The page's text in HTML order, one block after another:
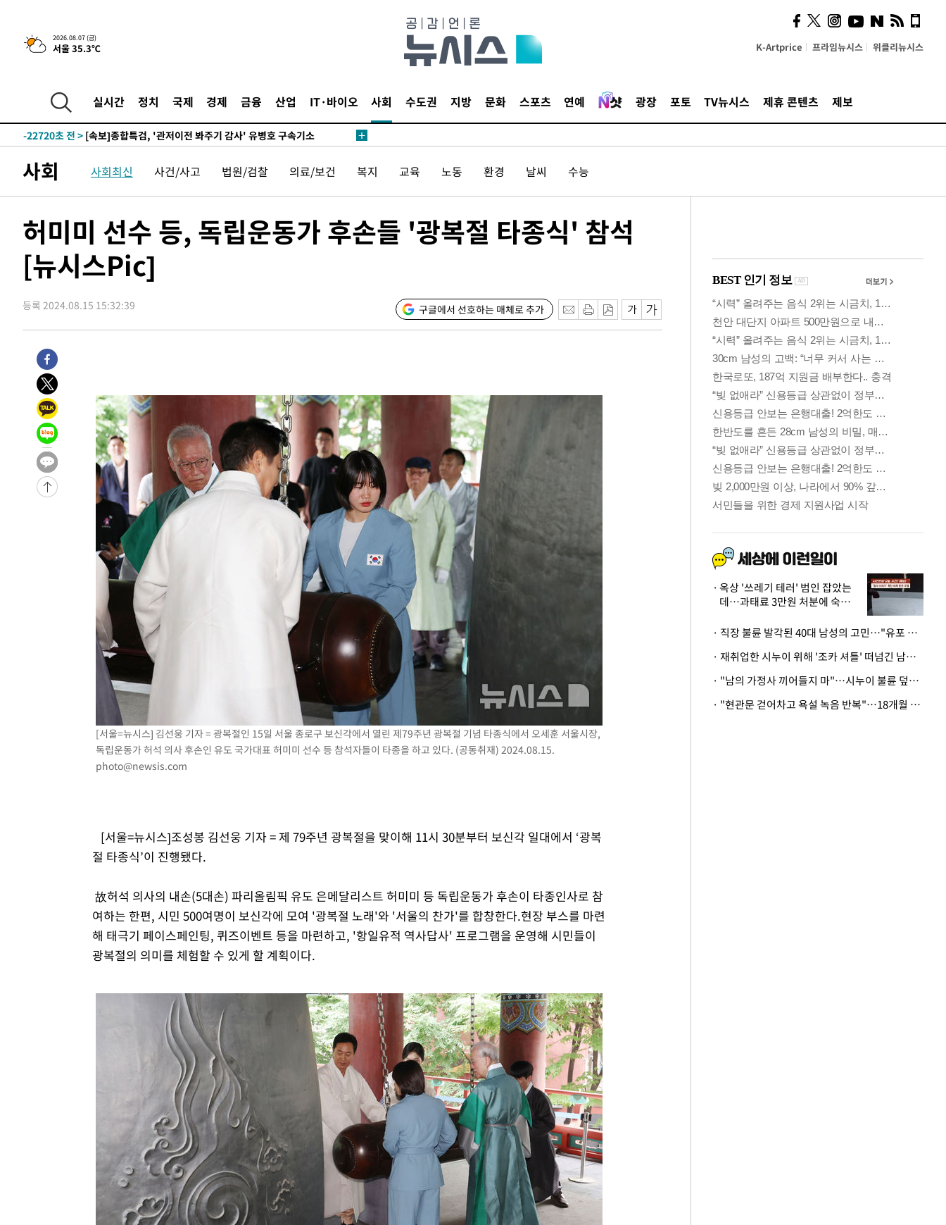
2026.08.07 (금)
서울 35.3℃ K-Artprice 프라임뉴시스 위클리뉴시스
실시간 정치 국제 경제 금융 산업 IT·바이오 사회 수도권 지방 문화 스포츠 연예 광장 포토 TV뉴시스 제휴 콘텐츠 제보
-1656초 전 >[속보] 뉴욕증시, 일제 하락 마감…나스닥 0.06%↓
-25694초 전 > [속보] 7월 중국 수출 23.9%↑ 수입 27.5%↑…무역총액
25.3%↑
-22854초 전 >
-22720초 전 > [속보]종합특검, '관저이전 봐주기 감사' 유병호 구속기소
-18570초 전 >
[속보]'300억원대 사기 혐의' 차가원 대표 구속 송치
-17764초 전 >"미 전국적 살모네라 식중독 원인은 멕시코산 할라피뇨"-- CDC
-16158초 전 > [속보]합수본, '투표율 허위 입력' 중앙·서울·경기도 선관위 등 9곳
-15913초 전 >
[속보]원·달러 환율, 오전 9시 1423.8원
-15709초 전 >[속보]삼성전자·SK하이닉스 동반 강보합…1%대 상승 출발
-15663초 전 >[속보]코스피, 6300선 재탈환…1.09% 오른 6365.07 개장
-12828초 전 >시리아 다마스쿠스 교외에서 미니버스 폭발.. 14명 부상, 3명은 중
-12126초 전 >
-7090초 전 >
례 큰 폭발음
-5805초 전 >
-3956초 전 >
[속보]트럼프, 美 원정출산 금지 행정명령 서명
-1656초 전 >
[속보] 뉴욕증시, 일제 하락 마감…나스닥 0.06%↓
-30369초 전 >
[속보]국힘 윤리위, '돌려차기 발언' 진종오·서범수 징계 절차 개시
-25694초 전 >
[속보] 7월 중국 수출 23.9%↑ 수입 27.5%↑…무역총액
25.3%↑
-22854초 전 >
[속보]'채상병 순직 책임' 임성근, 항소심도 징역 3년
[속보]종합특검, '관저이전 봐주기 감사' 유병호 구속기소
민주 콩고 에볼라환자 4천명 돌파, 4053명 발생 1850명 사망
[속보]'300억원대 사기 혐의' 차가원 대표 구속 송치
"미 전국적 살모네라 식중독 원인은 멕시코산 할라피뇨"-- CDC
[속보]경찰·노동부, HL만도 평택사업장 끼임 사망 관련 압수수색
[속보]합수본, '투표율 허위 입력' 중앙·서울·경기도 선관위 등 9곳
[속보]원·달러 환율, 오전 9시 1423.8원
[속보]삼성전자·SK하이닉스 동반 강보합…1%대 상승 출발
[속보]코스닥, 5.95포인트(0.74%) 상승한 807.62개장
[속보]코스피, 6300선 재탈환…1.09% 오른 6365.07 개장
시리아 다마스쿠스 교외에서 미니버스 폭발.. 14명 부상, 3명은 중
입추에도 극한더위…서울 낮 39도 '폭염중대경보'
이란, 호르무즈서 "적국 목표물들"과 대치로 남부 케슘섬에서 두차
[속보]美, 폴리실리콘 수입 규제…파생제품 15% 관세, 120일 후 발
사회 사회최신 사건/사고 법원/검찰 의료/보건 복지 교육 노동 환경 날씨 수능
허미미 선수 등, 독립운동가 후손들 '광복절 타종식' 참석
[뉴시스Pic]
등록 2024.08.15 15:32:39 구글에서 선호하는 매체로 추가
[서울=뉴시스] 김선웅 기자 = 광복절인 15일 서울 종로구 보신각에서 열린 제79주년 광복절 기념 타종식에서 오세훈 서울시장,
독립운동가 허석 의사 후손인 유도 국가대표 허미미 선수 등 참석자들이 타종을 하고 있다. (공동취재) 2024.08.15.
photo@newsis.com
[서울=뉴시스]조성봉 김선웅 기자 = 제 79주년 광복절을 맞이해 11시 30분부터 보신각 일대에서 ‘광복
절 타종식’이 진행됐다.
故허석 의사의 내손(5대손) 파리올림픽 유도 은메달리스트 허미미 등 독립운동가 후손이 타종인사로 참
여하는 한편, 시민 500여명이 보신각에 모여 '광복절 노래'와 '서울의 찬가'를 합창한다.현장 부스를 마련
해 태극기 페이스페인팅, 퀴즈이벤트 등을 마련하고, '항일유적 역사답사' 프로그램을 운영해 시민들이
광복절의 의미를 체험할 수 있게 할 계획이다.
시, 스마트폰 액세서리에
NFC 더했다
옥상 '쓰레기 테러' 범인 잡았는
데…과태료 3만원 처분에 숙박업
· 직장 불륜 발각된 40대 남성의 고민…"유포 동료 명예훼손·협박죄 고소 가능할까"
· 재취업한 시누이 위해 '조카 셔틀' 떠넘긴 남편…아내 "난 못한다"
· "남의 가정사 끼어들지 마"…시누이 불륜 덮으려는 남편에 억울한 아내
· "현관문 걷어차고 욕설 녹음 반복"…18개월 아기 키우는 집 뒤흔든 '앞집의 비극'